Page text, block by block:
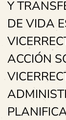
Y
DE VIDA
ACCIÓN